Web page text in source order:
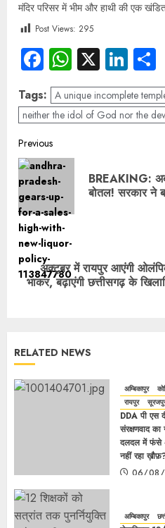
मंदिर परिसर में भीम और हाथी की एक
Post Views: 295
Facebook
WhatsApp
X
Tags: A unique incomplete
neither the idol of God nor the
Previous
BREAKING:
बोतल! सरकार ने
अक्टूबर में रायपुर आएंगी
भाकर, बढ़ाएंगी छत्तीसगढ़ के
RELATED NEWS
अम्बिकापुर
रायपुर
DDA पी एस
संरक्षणवाद
दलदल में फंसे
नहीं रहा
06/
अम्बिकापुर